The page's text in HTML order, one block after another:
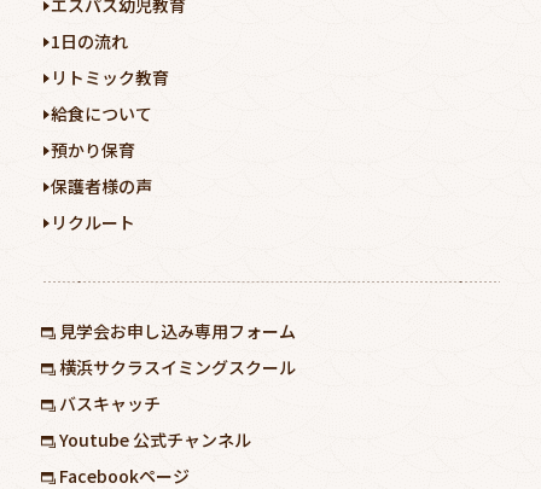
エスパス幼児教育
1日の流れ
リトミック教育
給食について
預かり保育
保護者様の声
リクルート
見学会お申し込み専用フォーム
横浜サクラスイミングスクール
バスキャッチ
Youtube 公式チャンネル
Facebookページ